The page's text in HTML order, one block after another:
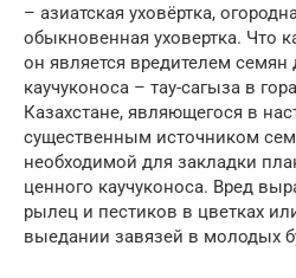
– азиатская уховёртка,
обыкновенная уховертка. Что
он является вредителем семян
каучуконоса – тау-сагыза в
Казахстане, являющегося в
существенным источником
необходимой для закладки
ценного каучуконоса. Вред
рылец и пестиков в цветках
выедании завязей в молодых